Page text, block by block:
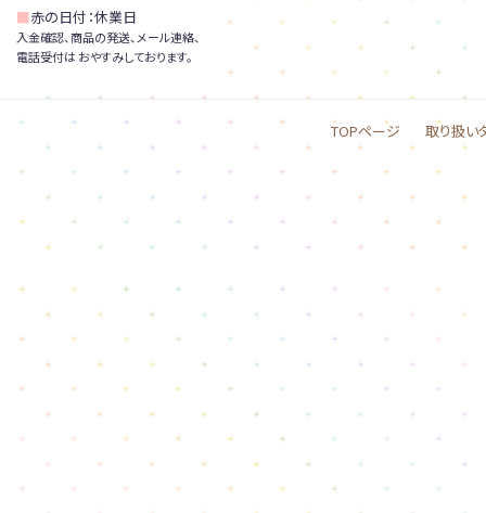
■赤の日付：休業日
入金確認、商品の発送、メール連絡、
電話受付は おやすみしております。
TOPページ 取り扱い